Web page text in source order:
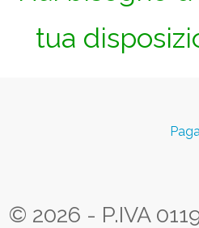
tua
© 2026 - P.IVA